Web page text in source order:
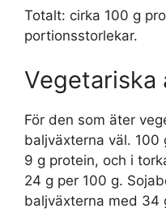
Totalt: cirka 100 g
portionsstorlekar.
Vegetariska
För den som äter
baljväxterna väl. 100
9 g protein, och i
24 g per 100 g.
baljväxterna med 34